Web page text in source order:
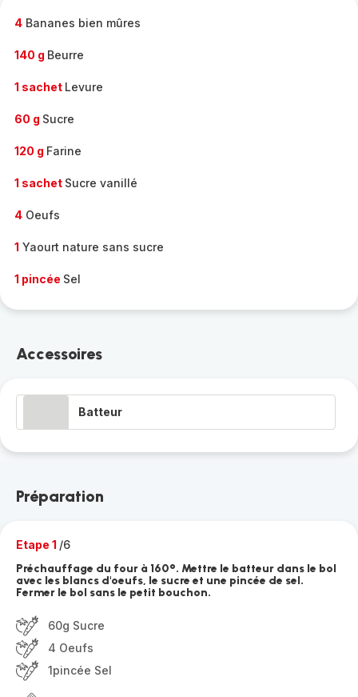
4 Bananes bien mûres
140 g Beurre
1 sachet Levure
60 g Sucre
120 g Farine
1 sachet Sucre vanillé
4 Oeufs
1 Yaourt nature sans sucre
1 pincée Sel
Accessoires
Batteur
Préparation
Etape 1 /6
Préchauffage du four à 160°. Mettre le batteur dans le bol
avec les blancs d'oeufs, le sucre et une pincée de sel.
Fermer le bol sans le petit bouchon.
60g Sucre
4 Oeufs
1pincée Sel